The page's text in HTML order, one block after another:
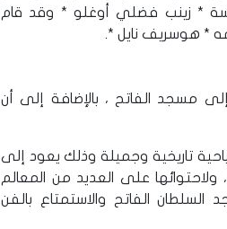
* زينب فضلي أوغلو * وقد قام
* هوسريف نايل *.
مسجد الفاتح ، بالإضافة إلى أن
تاريخية وجميلة وذلك يعود إلى
ولاحتوائها على العديد من المعالم
الفاتح والاستمتاع بالفن